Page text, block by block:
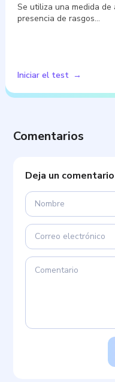
Se utiliza una medida
presencia de rasgos…
Iniciar el test
Comentarios
Deja un comentario